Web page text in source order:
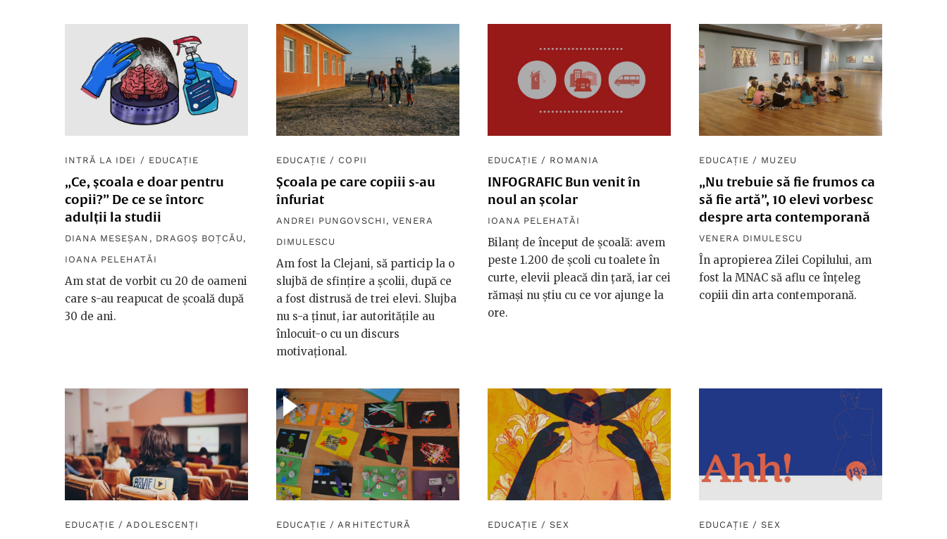
INTRĂ LA IDEI / EDUCAȚIE
„Ce, școala e doar pentru
copii?” De ce se întorc
adulții la studii
DIANA MESEȘAN , DRAGOȘ BOȚCĂU ,
IOANA PELEHATĂI
Am stat de vorbit cu 20 de oameni
care s-au reapucat de școală după
30 de ani.
EDUCAȚIE / COPII
Școala pe care copiii s-au
înfuriat
ANDREI PUNGOVSCHI , VENERA
DIMULESCU
Am fost la Clejani, să particip la o
slujbă de sfințire a școlii, după ce
a fost distrusă de trei elevi. Slujba
nu s-a ținut, iar autoritățile au
înlocuit-o cu un discurs
motivațional.
EDUCAȚIE / ROMANIA
INFOGRAFIC Bun venit în
noul an școlar
IOANA PELEHATĂI
Bilanț de început de școală: avem
peste 1.200 de școli cu toalete în
curte, elevii pleacă din țară, iar cei
rămași nu știu cu ce vor ajunge la
ore.
EDUCAȚIE / MUZEU
„Nu trebuie să fie frumos ca
să fie artă”, 10 elevi vorbesc
despre arta contemporană
VENERA DIMULESCU
În apropierea Zilei Copilului, am
fost la MNAC să aflu ce înțeleg
copiii din arta contemporană.
EDUCAȚIE /ADOLESCENȚI EDUCAȚIE /ARHITECTURĂ EDUCAȚIE /SEX EDUCAȚIE /SEX